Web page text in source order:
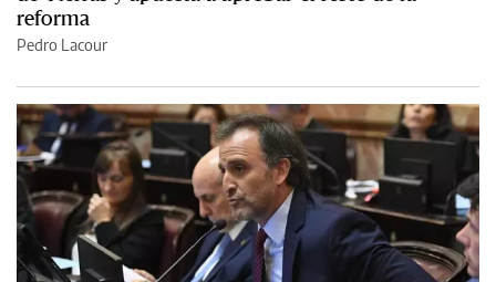
reforma
Pedro Lacour